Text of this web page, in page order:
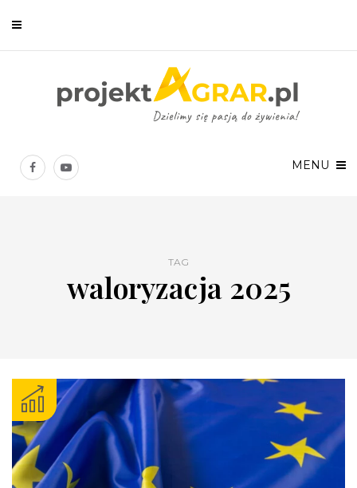
MENU
TAG
waloryzacja 2025
Chcesz być na bieżąco? Zostaw swój e-mail, a raz w tygodniu
prześlemy Ci nasze najlepsze artykuły!
Twoje dane osobowe będą przetwarzane zgodnie zPolityką prywatności